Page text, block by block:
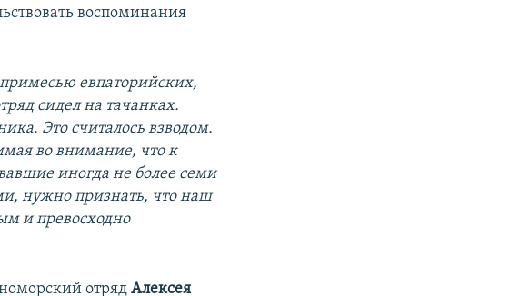
воспоминания
евпаторийских,
сидел на тачанках.
Это считалось взводом.
во внимание, что к
иногда не более семи
нужно признать, что наш
и превосходно
отрядАлексея